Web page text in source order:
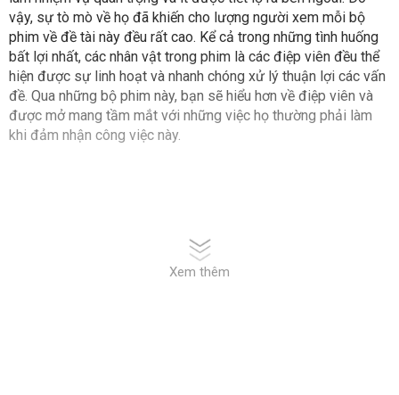
vậy, sự tò mò về họ đã khiến cho lượng người xem mỗi bộ
phim về đề tài này đều rất cao. Kể cả trong những tình huống
bất lợi nhất, các nhân vật trong phim là các điệp viên đều thể
hiện được sự linh hoạt và nhanh chóng xử lý thuận lợi các vấn
đề. Qua những bộ phim này, bạn sẽ hiểu hơn về điệp viên và
được mở mang tầm mắt với những việc họ thường phải làm
khi đảm nhận công việc này.
Xem thêm